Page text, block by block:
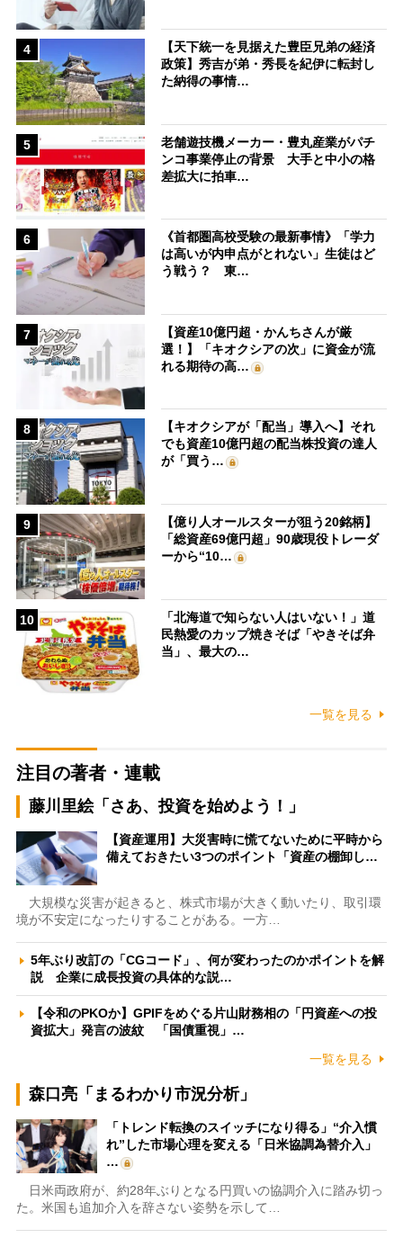
4
【天下統一を見据えた豊臣兄弟の経済
政策】秀吉が弟・秀長を紀伊に転封し
た納得の事情…
5
老舗遊技機メーカー・豊丸産業がパチ
ンコ事業停止の背景 大手と中小の格
差拡大に拍車…
6
《首都圏高校受験の最新事情》「学力
は高いが内申点がとれない」生徒はど
う戦う？ 東…
7
【資産10億円超・かんちさんが厳
選！】「キオクシアの次」に資金が流
れる期待の高…
8
【キオクシアが「配当」導入へ】それ
でも資産10億円超の配当株投資の達人
が「買う…
9
【億り人オールスターが狙う20銘柄】
「総資産69億円超」90歳現役トレーダ
ーから“10…
10
「北海道で知らない人はいない！」道
民熱愛のカップ焼きそば「やきそば弁
当」、最大の…
一覧を見る
注目の著者・連載
藤川里絵「さあ、投資を始めよう！」
【資産運用】大災害時に慌てないために平時から
備えておきたい3つのポイント「資産の棚卸し…
大規模な災害が起きると、株式市場が大きく動いたり、取引環
境が不安定になったりすることがある。一方…
5年ぶり改訂の「CGコード」、何が変わったのかポイントを解
説 企業に成長投資の具体的な説…
【令和のPKOか】GPIFをめぐる片山財務相の「円資産への投
資拡大」発言の波紋 「国債重視」…
一覧を見る
森口亮「まるわかり市況分析」
「トレンド転換のスイッチになり得る」“介入慣
れ”した市場心理を変える「日米協調為替介入」
…
日米両政府が、約28年ぶりとなる円買いの協調介入に踏み切っ
た。米国も追加介入を辞さない姿勢を示して…